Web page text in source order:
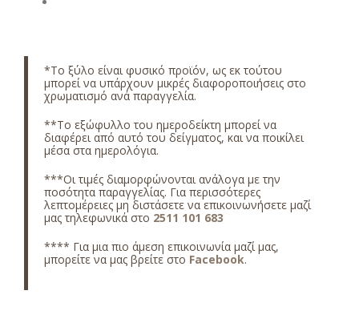
*Το ξύλο είναι φυσικό προϊόν, ως εκ τούτου
μπορεί να υπάρχουν μικρές διαφοροποιήσεις στο
χρωματισμό ανά παραγγελία.
**Το εξώφυλλο του ημεροδείκτη μπορεί να
διαφέρει από αυτό του δείγματος, και να ποικίλει
μέσα στα ημερολόγια.
***Οι τιμές διαμορφώνονται ανάλογα με την
ποσότητα παραγγελίας. Για περισσότερες
λεπτομέρειες μη διστάσετε να επικοινωνήσετε μαζί
μας τηλεφωνικά στο 2511 101 683
**** Για μια πιο άμεση επικοινωνία μαζί μας,
μπορείτε να μας βρείτε στο Facebook.